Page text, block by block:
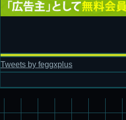
Tweets by feggxplus